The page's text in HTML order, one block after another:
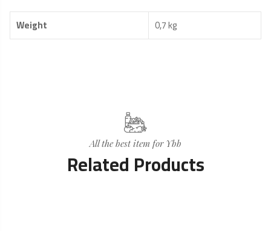
Weight 0,7 kg
All the best item for Ybb
Related Products